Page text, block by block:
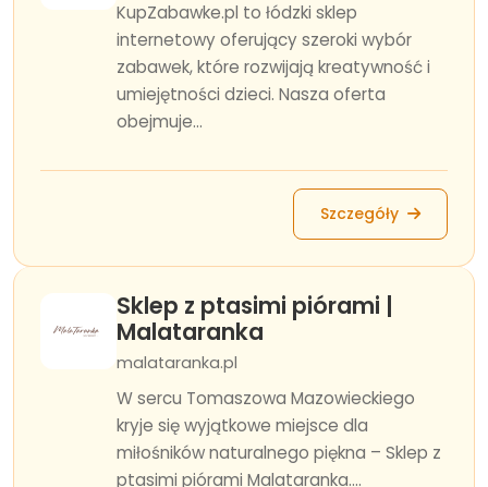
KupZabawke.pl to łódzki sklep
internetowy oferujący szeroki wybór
zabawek, które rozwijają kreatywność i
umiejętności dzieci. Nasza oferta
obejmuje...
Szczegóły
Sklep z ptasimi piórami |
Malataranka
malataranka.pl
W sercu Tomaszowa Mazowieckiego
kryje się wyjątkowe miejsce dla
miłośników naturalnego piękna – Sklep z
ptasimi piórami Malataranka....